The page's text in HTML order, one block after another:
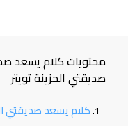
محتويات كلام يسعد
صديقتي الحزينة تويتر
كلام يسعد صديقتي